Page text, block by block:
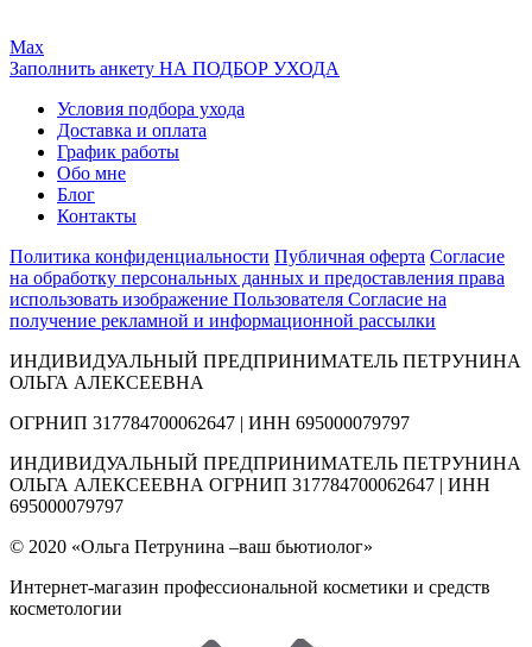
Max
Заполнить анкету НА ПОДБОР УХОДА
Условия подбора ухода
Доставка и оплата
График работы
Обо мне
Блог
Контакты
Политика конфиденциальности Публичная оферта Согласие
на обработку персональных данных и предоставления права
использовать изображение Пользователя Согласие на
получение рекламной и информационной рассылки
ИНДИВИДУАЛЬНЫЙ ПРЕДПРИНИМАТЕЛЬ ПЕТРУНИНА
ОЛЬГА АЛЕКСЕЕВНА
ОГРНИП 317784700062647 | ИНН 695000079797
ИНДИВИДУАЛЬНЫЙ ПРЕДПРИНИМАТЕЛЬ ПЕТРУНИНА
ОЛЬГА АЛЕКСЕЕВНА ОГРНИП 317784700062647 | ИНН
695000079797
© 2020 «Ольга Петрунина –ваш бьютиолог»
Интернет-магазин профессиональной косметики и средств
косметологии